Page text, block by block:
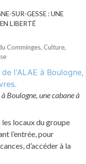
SUR-GESSE : UNE
LIBERTÉ
Comminges, Culture,
Boulogne, une cabane à
locaux du groupe
l’entrée, pour
d’accéder à la